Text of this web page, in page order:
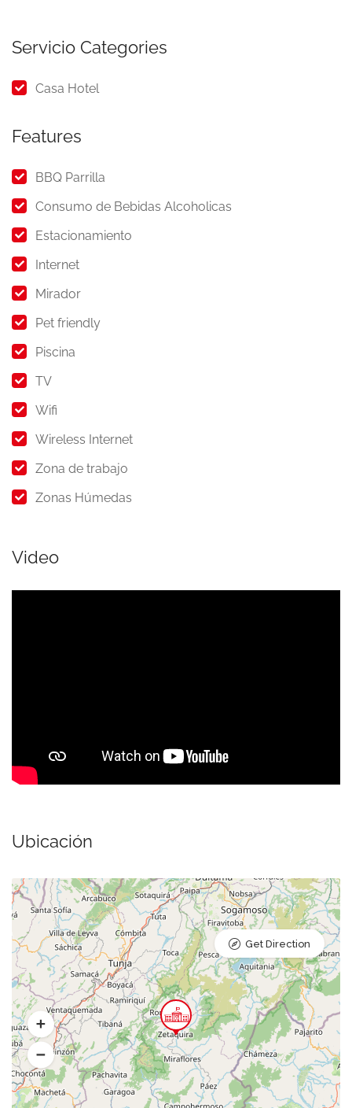
Servicio Categories
Casa Hotel
Features
BBQ Parrilla
Consumo de Bebidas Alcoholicas
Estacionamiento
Internet
Mirador
Pet friendly
Piscina
TV
Wifi
Wireless Internet
Zona de trabajo
Zonas Húmedas
Video
Ubicación
Get Direction